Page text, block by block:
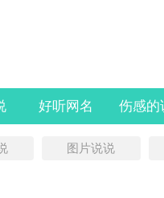
好听网名 伤感的
图片说说